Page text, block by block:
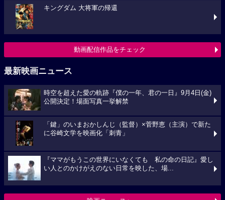
キングダム 大将軍の帰還
動画配信作品をチェック
最新映画ニュース
時空を超えた愛の軌跡『僕の一年、君の一日』9月4日(金)
公開決定！場面写真一挙解禁
「鍵」のいまおかしんじ（監督）×菅野恵（主演）で新た
に谷崎文学を映画化「刺青」
『ママがもうこの世界にいなくても 私の命の日記』愛し
い人とのかけがえのない日常を映した、場...